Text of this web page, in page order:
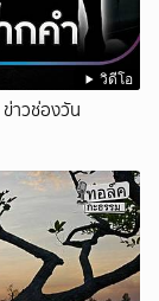
วิดีโอ
าวช่องวัน